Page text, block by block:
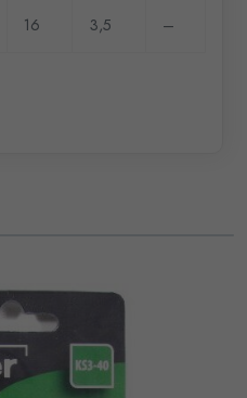
16 3,5 –